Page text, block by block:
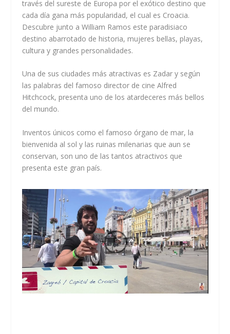
través del sureste de Europa por el exótico destino que
cada día gana más popularidad, el cual es Croacia.
Descubre junto a William Ramos este paradisiaco
destino abarrotado de historia, mujeres bellas, playas,
cultura y grandes personalidades.
Una de sus ciudades más atractivas es Zadar y según
las palabras del famoso director de cine Alfred
Hitchcock, presenta uno de los atardeceres más bellos
del mundo.
Inventos únicos como el famoso órgano de mar, la
bienvenida al sol y las ruinas milenarias que aun se
conservan, son uno de las tantos atractivos que
presenta este gran país.